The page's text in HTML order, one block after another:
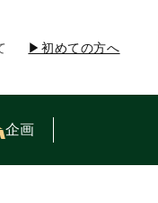
▶︎初めての方へ
企画